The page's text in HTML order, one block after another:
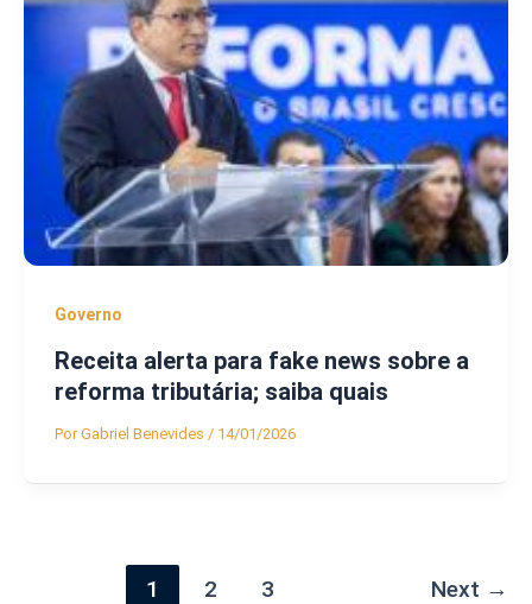
Governo
Receita alerta para fake news sobre a
reforma tributária; saiba quais
PorGabriel Benevides / 14/01/2026
1 2 3 Next →